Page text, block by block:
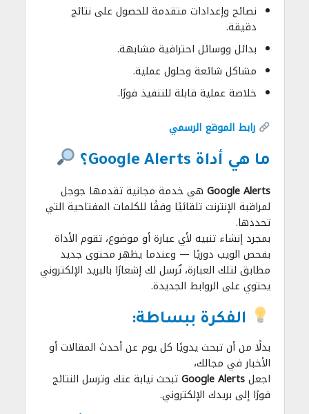
نصائح وإعدادات متقدمة للحصول على نتائج
دقيقة.
بدائل ووسائل احترافية مشابهة.
مشاكل شائعة وحلول عملية.
خلاصة عملية قابلة للتنفيذ فورًا.
رابط الموقع الرسمي
ما هي أداة Google Alerts؟
Google Alerts هي خدمة مجانية تقدمها جوجل
لمراقبة الإنترنت تلقائيًا وفقًا للكلمات المفتاحية التي
تحددها.
بمجرد إنشاء تنبيه لأي عبارة أو موضوع، تقوم الأداة
بفحص الويب دوريًا — وعندما يظهر محتوى جديد
مطابق لتلك العبارة، تُرسل لك إشعارًا بالبريد الإلكتروني
يحتوي على الروابط الجديدة.
الفكرة ببساطة:
بدلًا من أن تبحث يدويًا كل يوم عن أحدث المقالات أو
الأخبار في مجالك،
اجعلGoogle Alertsتبحث نيابة عنك وترسل النتائج
فورًا إلى بريدك الإلكتروني.